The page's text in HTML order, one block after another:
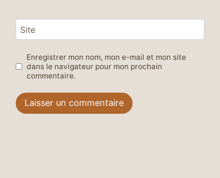
Site
Enregistrer mon nom, mon e-mail et mon site
dans le navigateur pour mon prochain
commentaire.